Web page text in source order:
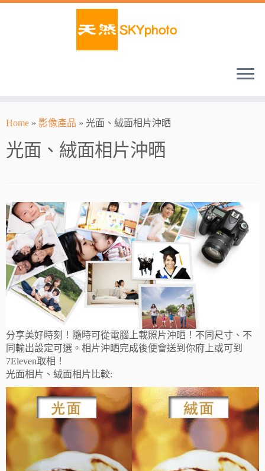
Home » 影像產品 » 光面、絨面相片沖晒
光面、絨面相片沖晒
分享美好時刻！隨時可從電腦上載照片沖晒！不同尺寸、不
同輸出設定可選。相片沖晒完成後便會送到你府上或可到
7Eleven取相！
光面相片、絨面相片比較: